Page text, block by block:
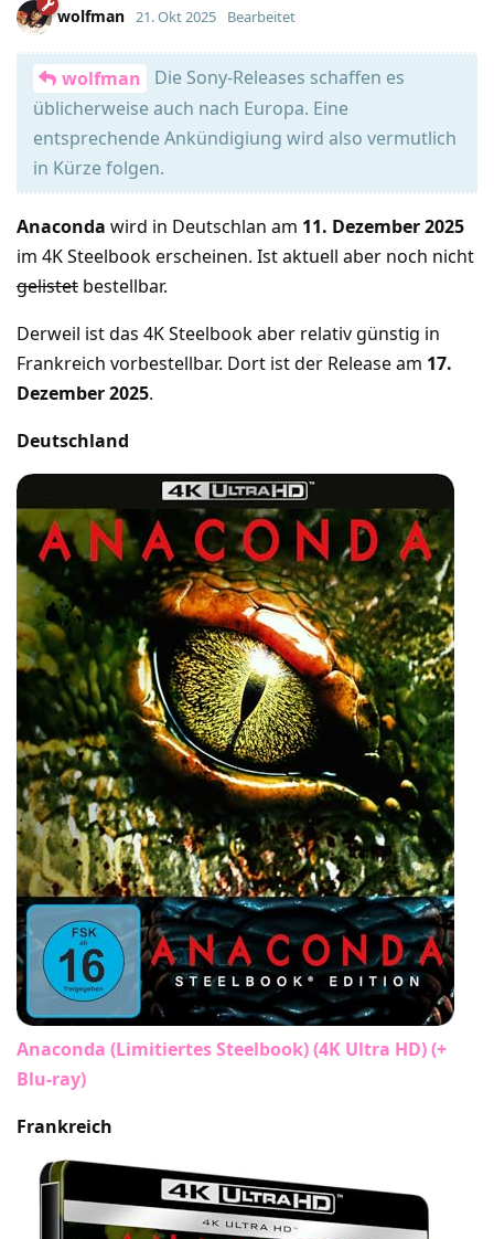
wolfman 21. Okt 2025 Bearbeitet
wolfman
Die Sony-Releases schaffen es
üblicherweise auch nach Europa. Eine
entsprechende Ankündigiung wird also vermutlich
in Kürze folgen.
Anaconda wird in Deutschlan am 11. Dezember 2025
im 4K Steelbook erscheinen. Ist aktuell aber noch nicht
gelistet bestellbar.
Derweil ist das 4K Steelbook aber relativ günstig in
Frankreich vorbestellbar. Dort ist der Release am 17.
Dezember 2025.
Deutschland
Anaconda (Limitiertes Steelbook) (4K Ultra HD) (+
Blu-ray)
Frankreich